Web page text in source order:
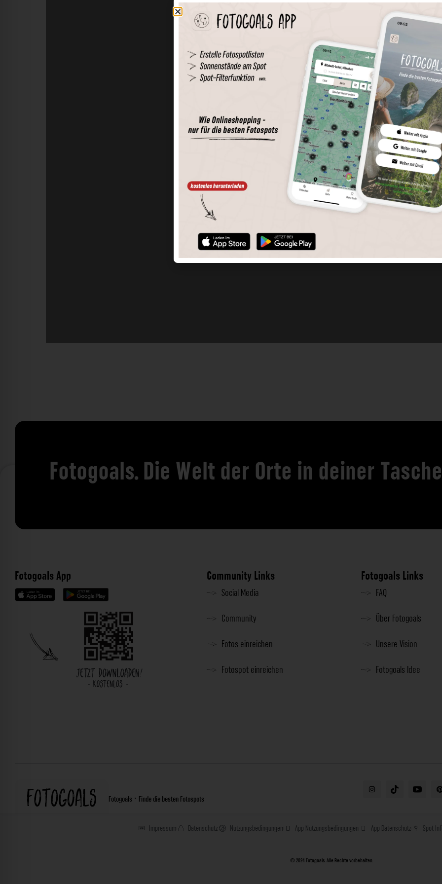
Wird geladen …
Fotogoals. Die Welt der Orte in deiner Tasche
Fotogoals App Community Links
Social Media
Community
Fotos einreichen
Fotospot einreichen
Fotogoals Links
FAQ
Über Fotogoals
Unsere Vision
Fotogoals Idee
Fotogoals · Finde die besten Fotospots
Impressum Datenschutz Nutzungsbedingungen App Nutzungsbedingungen App Datenschutz Spot
© 2024 Fotogoals. Alle Rechte vorbehalten.